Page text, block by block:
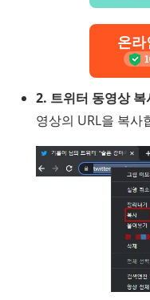
온라
2. 트위터 동영상 복
영상의 URL을 복사